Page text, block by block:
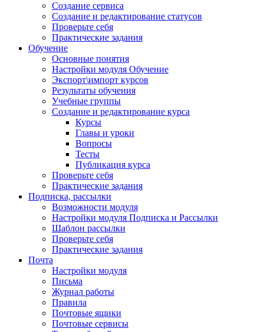
Создание сервиса
Создание и редактирование статусов
Проверьте себя
Практические задания
Обучение
Основные понятия
Настройки модуля Обучение
Экспорт\импорт курсов
Результаты обучения
Учебные группы
Создание и редактирование курса
Курсы
Главы и уроки
Вопросы
Тесты
Публикация курса
Проверьте себя
Практические задания
Подписка, рассылки
Возможности модуля
Настройки модуля Подписка и Рассылки
Шаблон рассылки
Проверьте себя
Практические задания
Почта
Настройки модуля
Письма
Журнал работы
Правила
Почтовые ящики
Почтовые сервисы